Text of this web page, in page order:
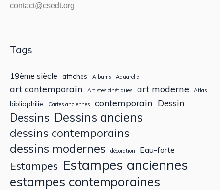
contact@csedt.org
Tags
19ème siècle affiches Albums Aquarelle
art contemporain Artistes cinétiques art moderne Atlas
bibliophilie Cartes anciennes contemporain Dessin
Dessins Dessins anciens
dessins contemporains
dessins modernes décoration Eau-forte
Estampes Estampes anciennes
estampes contemporaines